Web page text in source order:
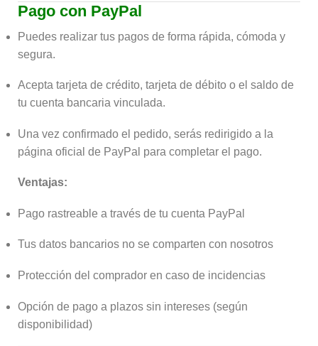
Pago con PayPal
Puedes realizar tus pagos de forma rápida, cómoda y
segura.
Acepta tarjeta de crédito, tarjeta de débito o el saldo de
tu cuenta bancaria vinculada.
Una vez confirmado el pedido, serás redirigido a la
página oficial de PayPal para completar el pago.
Ventajas:
Pago rastreable a través de tu cuenta PayPal
Tus datos bancarios no se comparten con nosotros
Protección del comprador en caso de incidencias
Opción de pago a plazos sin intereses (según
disponibilidad)